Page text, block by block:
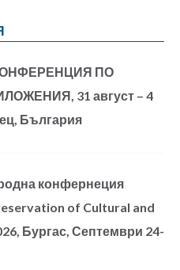
ПО
31 август – 4
България
конфернеция
of Cultural and
Бургас, Септември 24-